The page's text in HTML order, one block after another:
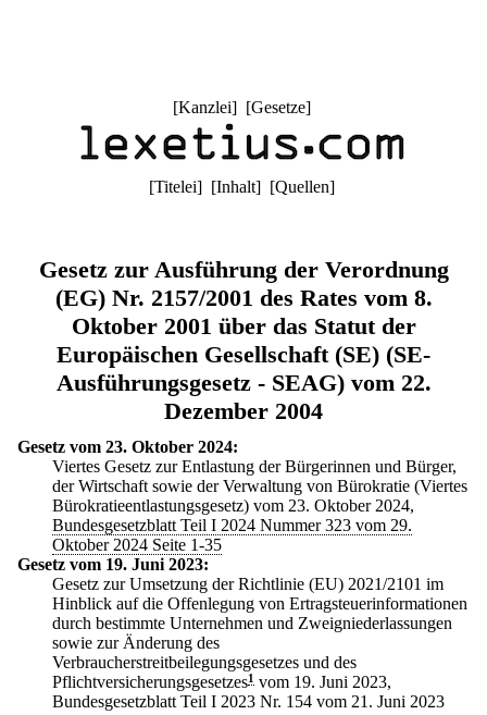
[Kanzlei] [Gesetze]
[Titelei] [Inhalt] [Quellen]
Gesetz zur Ausführung der Verordnung
(EG) Nr. 2157/2001 des Rates vom 8.
Oktober 2001 über das Statut der
Europäischen Gesellschaft (SE) (SE-
Ausführungsgesetz - SEAG) vom 22.
Dezember 2004
Gesetz vom 23. Oktober 2024:
Viertes Gesetz zur Entlastung der Bürgerinnen und Bürger,
der Wirtschaft sowie der Verwaltung von Bürokratie (Viertes
Bürokratieentlastungsgesetz) vom 23. Oktober 2024,
Bundesgesetzblatt Teil I 2024 Nummer 323 vom 29.
Oktober 2024 Seite 1-35
Gesetz vom 19. Juni 2023:
Gesetz zur Umsetzung der Richtlinie (EU) 2021/2101 im
Hinblick auf die Offenlegung von Ertragsteuerinformationen
durch bestimmte Unternehmen und Zweigniederlassungen
sowie zur Änderung des
Verbraucherstreitbeilegungsgesetzes und des
Pflichtversicherungsgesetzes1
vom 19. Juni 2023,
Bundesgesetzblatt Teil I 2023 Nr. 154 vom 21. Juni 2023